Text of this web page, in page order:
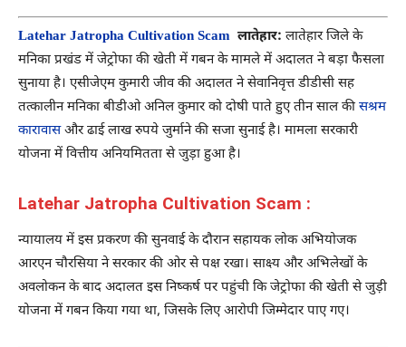
Latehar Jatropha Cultivation Scam लातेहार: लातेहार जिले के
मनिका प्रखंड में जेट्रोफा की खेती में गबन के मामले में अदालत ने बड़ा फैसला
सुनाया है। एसीजेएम कुमारी जीव की अदालत ने सेवानिवृत्त डीडीसी सह
तत्कालीन मनिका बीडीओ अनिल कुमार को दोषी पाते हुए तीन साल की सश्रम
कारावासऔर ढाई लाख रुपये जुर्माने की सजा सुनाई है। मामला सरकारी
योजना में वित्तीय अनियमितता से जुड़ा हुआ है।
Latehar Jatropha Cultivation Scam :
न्यायालय में इस प्रकरण की सुनवाई के दौरान सहायक लोक अभियोजक
आरएन चौरसिया ने सरकार की ओर से पक्ष रखा। साक्ष्य और अभिलेखों के
अवलोकन के बाद अदालत इस निष्कर्ष पर पहुंची कि जेट्रोफा की खेती से जुड़ी
योजना में गबन किया गया था, जिसके लिए आरोपी जिम्मेदार पाए गए।